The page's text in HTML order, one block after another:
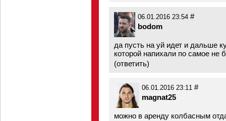
06.01.2016 23:54 #
bodom
да пусть на уй идет и дальше
которой напихали по самое не
(ответить)
06.01.2016 23:11 #
magnat25
можно в аренду колбасным